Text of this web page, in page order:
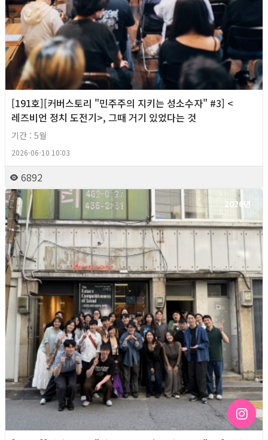
[191호][커버스토리 "민주주의 지키는 성소수자" #3] <
레즈비언 정치 도전기>, 그때 거기 있었다는 것
기간 : 5월
2026-06-10 10:03
6892
2026년